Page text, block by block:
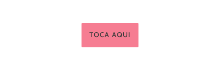
TOCA AQUI